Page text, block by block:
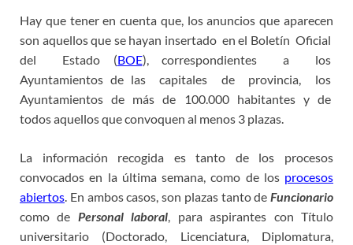
Hay que tener en cuenta que, los anuncios que aparecen
son aquellos que se hayan insertado en el Boletín Oficial
del Estado (BOE), correspondientes a los
Ayuntamientos de las capitales de provincia, los
Ayuntamientos de más de 100.000 habitantes y de
todos aquellos que convoquen al menos 3 plazas.
La información recogida es tanto de los procesos
convocados en la última semana, como de los procesos
abiertos. En ambos casos, son plazas tanto de Funcionario
como de Personal laboral, para aspirantes con Título
universitario (Doctorado, Licenciatura, Diplomatura,